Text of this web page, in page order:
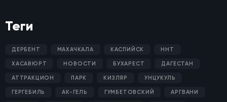
Теги
ДЕРБЕНТ МАХАЧКАЛА КАСПИЙСК ННТ
ХАСАВЮРТ НОВОСТИ БУХАРЕСТ ДАГЕСТАН
АТТРАКЦИОН ПАРК КИЗЛЯР УНЦУКУЛЬ
ГЕРГЕБИЛЬ АК-ГЕЛЬ ГУМБЕТОВСКИЙ АРГВАНИ